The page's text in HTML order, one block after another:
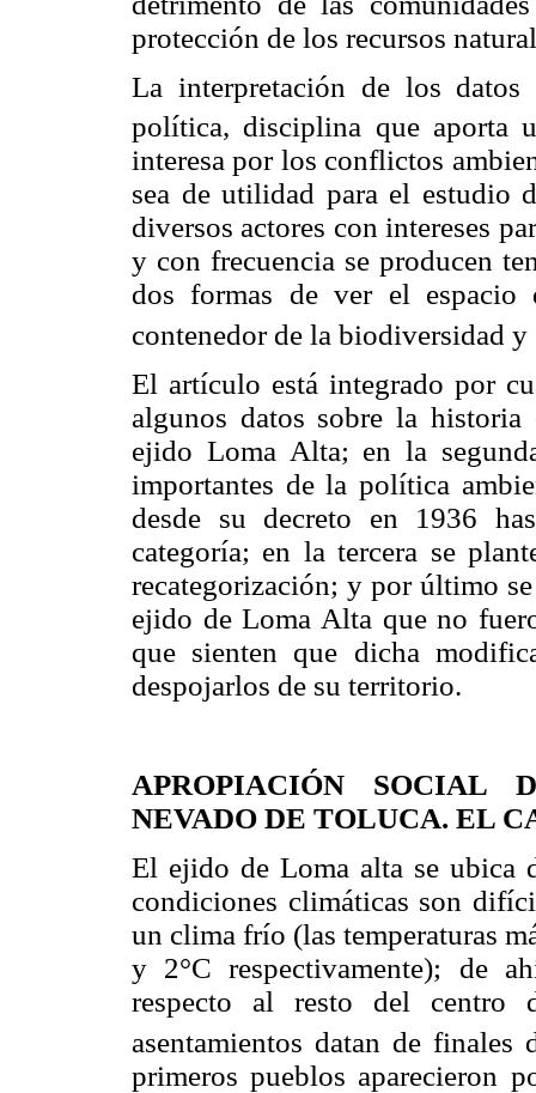
protección de los recursos
La interpretación de los
política, disciplina que aporta
interesa por los conflictos
sea de utilidad para el estudio
diversos actores con intereses
y con frecuencia se producen
dos formas de ver el espacio
contenedor de la biodiversidad
El artículo está integrado por
algunos datos sobre la
ejido Loma Alta; en la
importantes de la política
desde su decreto en 1936
categoría; en la tercera se
recategorización; y por último
ejido de Loma Alta que no
que sienten que dicha
despojarlos de su territorio.
APROPIACIÓN SOCIAL
NEVADO DE TOLUCA. EL
El ejido de Loma alta se ubica
condiciones climáticas son
un clima frío (las temperaturas
y 2°C respectivamente); de
respecto al resto del
asentamientos datan de
primeros pueblos aparecieron